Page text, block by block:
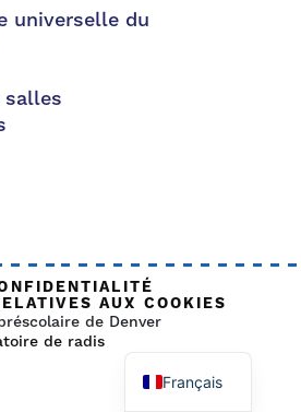
universelle du
salles
AUX COOKIES
de Denver
de radis
Français